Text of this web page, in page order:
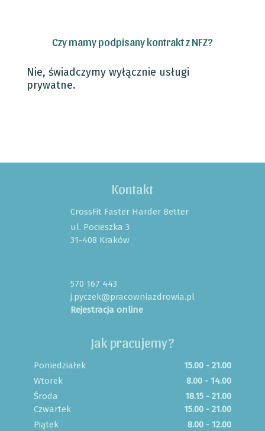
Czy mamy podpisany kontrakt z NFZ?
Nie, świadczymy wyłącznie usługi
prywatne.
Jak pracujemy?
Poniedziałek
15.00 - 21.00
Wtorek
8.00 - 14.00
Środa
18.15 - 21.00
Czwartek
15.00 - 21.00
Piątek
8.00 - 12.00
Kontakt
CrossFit Faster Harder Better
ul. Pocieszka 3
31-408 Kraków
570 167 443
j.pyczek@pracowniazdrowia.pl
Rejestracja online